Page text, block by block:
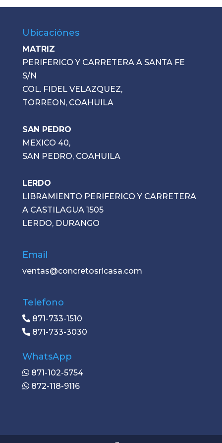
Ubicaciónes
MATRIZ
PERIFERICO Y CARRETERA A SANTA FE
S/N
COL. FIDEL VELAZQUEZ,
TORREON, COAHUILA
SAN PEDRO
MEXICO 40,
SAN PEDRO, COAHUILA
LERDO
LIBRAMIENTO PERIFERICO Y CARRETERA
A CASTILAGUA 1505
LERDO, DURANGO
Email
ventas@concretosricasa.com
Telefono
871-733-1510
871-733-3030
WhatsApp
871-102-5754
872-118-9116